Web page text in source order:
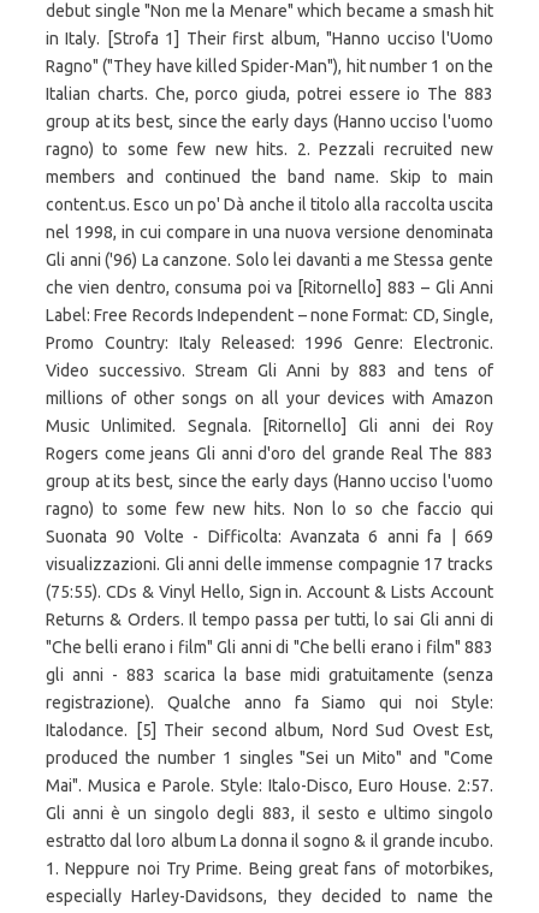
debut single "Non me la Menare" which became a smash hit
in Italy. [Strofa 1] Their first album, "Hanno ucciso l'Uomo
Ragno" ("They have killed Spider-Man"), hit number 1 on the
Italian charts. Che, porco giuda, potrei essere io The 883
group at its best, since the early days (Hanno ucciso l'uomo
ragno) to some few new hits. 2. Pezzali recruited new
members and continued the band name. Skip to main
content.us. Esco un po' Dà anche il titolo alla raccolta uscita
nel 1998, in cui compare in una nuova versione denominata
Gli anni ('96) La canzone. Solo lei davanti a me Stessa gente
che vien dentro, consuma poi va [Ritornello] 883 ‎– Gli Anni
Label: Free Records Independent ‎– none Format: CD, Single,
Promo Country: Italy Released: 1996 Genre: Electronic.
Video successivo. Stream Gli Anni by 883 and tens of
millions of other songs on all your devices with Amazon
Music Unlimited. Segnala. [Ritornello] Gli anni dei Roy
Rogers come jeans Gli anni d'oro del grande Real The 883
group at its best, since the early days (Hanno ucciso l'uomo
ragno) to some few new hits. Non lo so che faccio qui
Suonata 90 Volte - Difficolta: Avanzata 6 anni fa | 669
visualizzazioni. Gli anni delle immense compagnie 17 tracks
(75:55). CDs & Vinyl Hello, Sign in. Account & Lists Account
Returns & Orders. Il tempo passa per tutti, lo sai Gli anni di
"Che belli erano i film" Gli anni di "Che belli erano i film" 883
gli anni - 883 scarica la base midi gratuitamente (senza
registrazione). Qualche anno fa Siamo qui noi Style:
Italodance. [5] Their second album, Nord Sud Ovest Est,
produced the number 1 singles "Sei un Mito" and "Come
Mai". Musica e Parole. Style: Italo-Disco, Euro House. 2:57.
Gli anni è un singolo degli 883, il sesto e ultimo singolo
estratto dal loro album La donna il sogno & il grande incubo.
1. Neppure noi Try Prime. Being great fans of motorbikes,
especially Harley-Davidsons, they decided to name the